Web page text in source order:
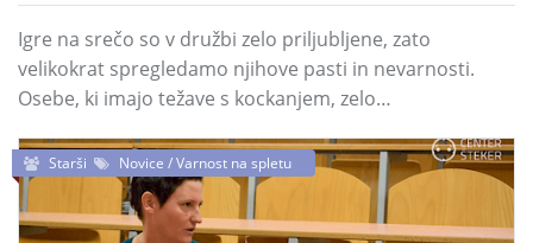
Igre na srečo so v družbi zelo priljubljene, zato
velikokrat spregledamo njihove pasti in nevarnosti.
Osebe, ki imajo težave s kockanjem, zelo…
Starši Novice / Varnost na spletu